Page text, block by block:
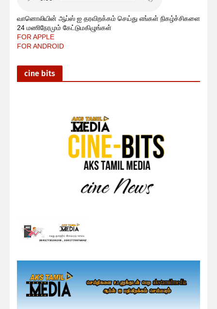
வானொலியின் ஆப்ஸ் ஐ தரவிறக்கம் செய்து எங்கள் நிகழ்ச்சிகளை
24 மணிநேரமும் கேட்டுமகிழுங்கள்
FOR APPLE
FOR ANDROID
cine bits